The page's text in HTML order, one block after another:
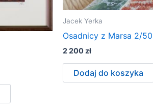
Jacek Yerka
Osadnicy z Marsa 2/50
2 200 zł
Dodaj do koszyka